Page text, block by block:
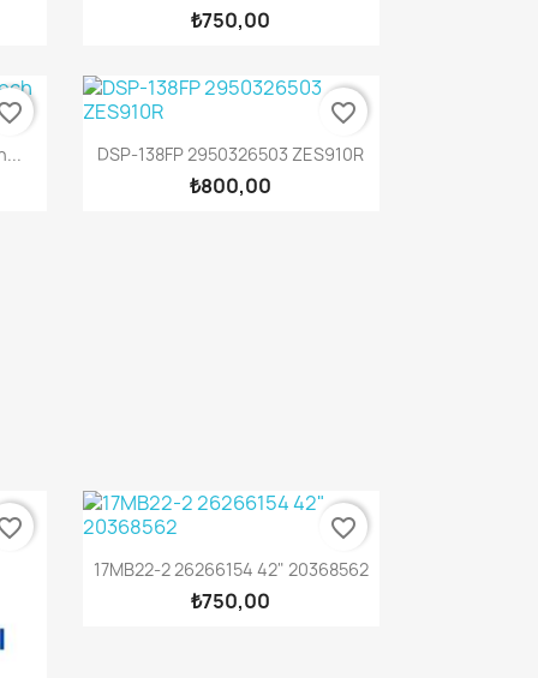
₺750,00
Hızlı Görünüm
DSP-138FP 2950326503 ZES910R
₺800,00
favorite_border
Hızlı Görünüm
17MB22-2 26266154 42" 20368562
₺750,00
favorite_border